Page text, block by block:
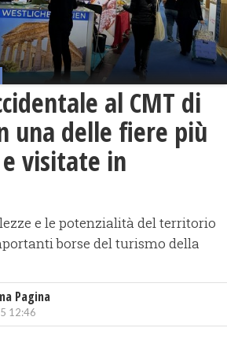
al CMT di
una delle fiere più
visitate in
e le potenzialità del territorio
borse del turismo della
Pagina
12:46